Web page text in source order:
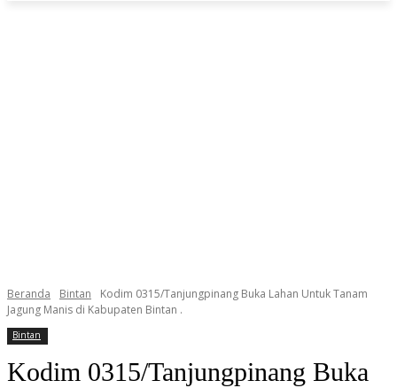
Beranda Bintan
Kodim 0315/Tanjungpinang Buka Lahan Untuk Tanam
Jagung Manis di Kabupaten Bintan .
Bintan
Kodim 0315/Tanjungpinang Buka